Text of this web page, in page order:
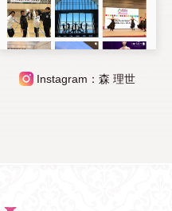
Instagram：森 理世